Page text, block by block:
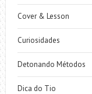
Cover & Lesson
Curiosidades
Detonando Métodos
Dica do Tio